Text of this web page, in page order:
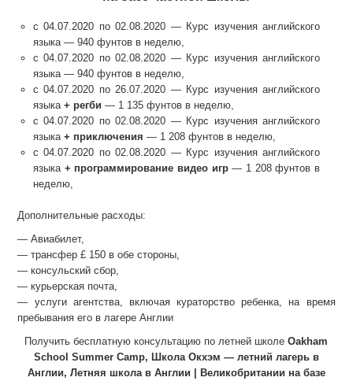
с 04.07.2020 по 02.08.2020 — Курс изучения английского
языка — 940 фунтов в неделю,
с 04.07.2020 по 02.08.2020 — Курс изучения английского
языка — 940 фунтов в неделю,
с 04.07.2020 по 26.07.2020 — Курс изучения английского
языка + регби — 1 135 фунтов в неделю,
с 04.07.2020 по 02.08.2020 — Курс изучения английского
языка + приключения — 1 208 фунтов в неделю,
с 04.07.2020 по 02.08.2020 — Курс изучения английского
языка + программирование видео игр— 1 208 фунтов в
неделю,
Дополнительные расходы:
— Авиабилет,
— трансфер £ 150 в обе стороны,
— консульский сбор,
— курьерская почта,
— услуги агентства, включая кураторство ребенка, на время
пребывания его в лагере Англии
Получить бесплатную консультацию по летней школеOakham
School Summer Camp, Школа Окхэм — летний лагерь в
Англии, Летняя школа в Англии | Великобритании на базе